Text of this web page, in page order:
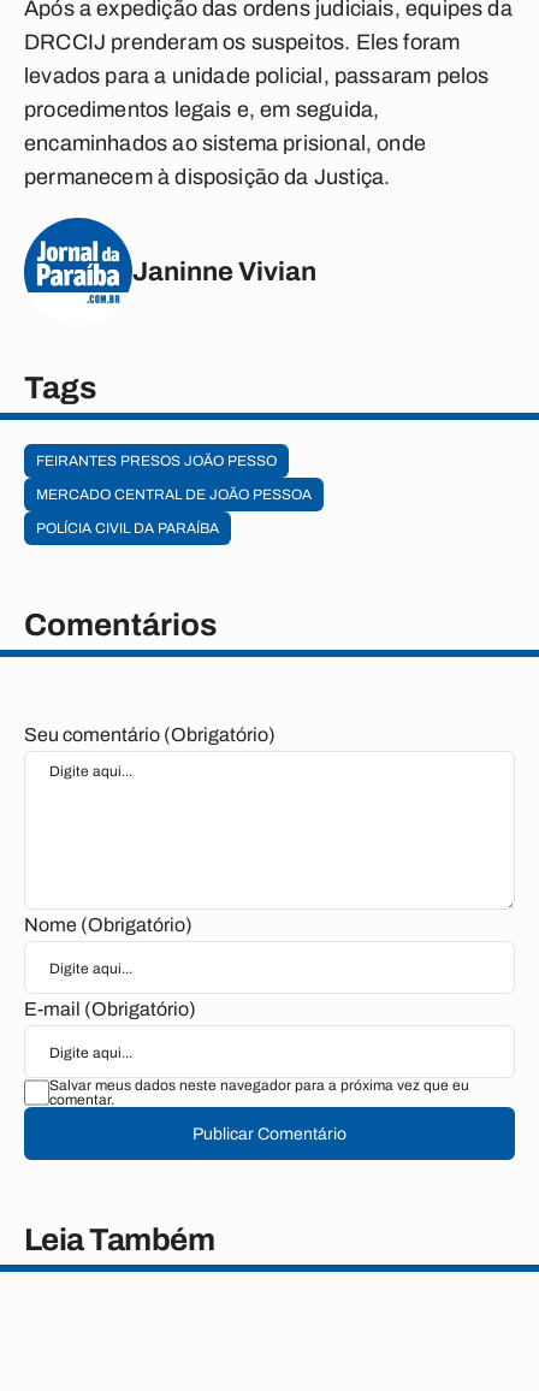
Após a expedição das ordens judiciais, equipes da
DRCCIJ prenderam os suspeitos. Eles foram
levados para a unidade policial, passaram pelos
procedimentos legais e, em seguida,
encaminhados ao sistema prisional, onde
permanecem à disposição da Justiça.
Janinne Vivian
Tags
FEIRANTES PRESOS JOÃO PESSO
MERCADO CENTRAL DE JOÃO PESSOA
POLÍCIA CIVIL DA PARAÍBA
Comentários
Seu comentário (Obrigatório)
Nome (Obrigatório)
E-mail (Obrigatório)
Salvar meus dados neste navegador para a próxima vez que eu
comentar.
Publicar Comentário
Leia Também